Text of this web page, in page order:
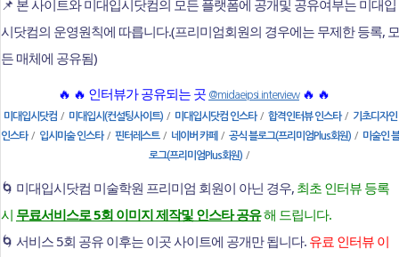
📌 본 사이트와 미대입시닷컴의 모든 플랫폼에 공개및 공유여부는 미대입
시닷컴의 운영원칙에 따릅니다.(프리미엄회원의 경우에는 무제한 등록, 모
든 매체에 공유됨)
🔥 🔥 인터뷰가 공유되는 곳 @midaeipsi.interview🔥 🔥
미대입시닷컴 / 미대입시(컨설팅사이트) / 미대입시닷컴 인스타/ 합격인터뷰 인스타/ 기초디자인
인스타/ 입시미술 인스타/ 핀터레스트/ 네이버 카페 / 공식 블로그(프리미엄Plus회원) / 미술인 블
로그(프리미엄Plus회원) /
🌀 미대입시닷컴 미술학원 프리미엄 회원이 아닌 경우, 최초 인터뷰 등록
시 무료서비스로 5회 이미지 제작및 인스타 공유해 드립니다.
🌀 서비스 5회 공유 이후는 이곳 사이트에 공개만 됩니다. 유료 인터뷰 이